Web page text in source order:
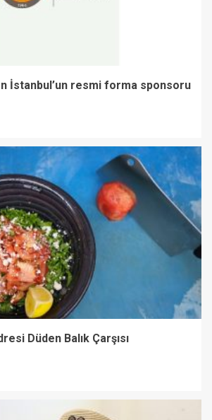
İstanbul’un resmi forma sponsoru
Düden Balık Çarşısı